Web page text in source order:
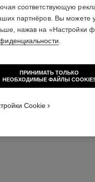
соответствующую
партнёров. Вы можете
нажав на «Настройки
ПРИНИМАТЬ ТОЛЬКО
НЕОБХОДИМЫЕ ФАЙЛЫ
Cookie